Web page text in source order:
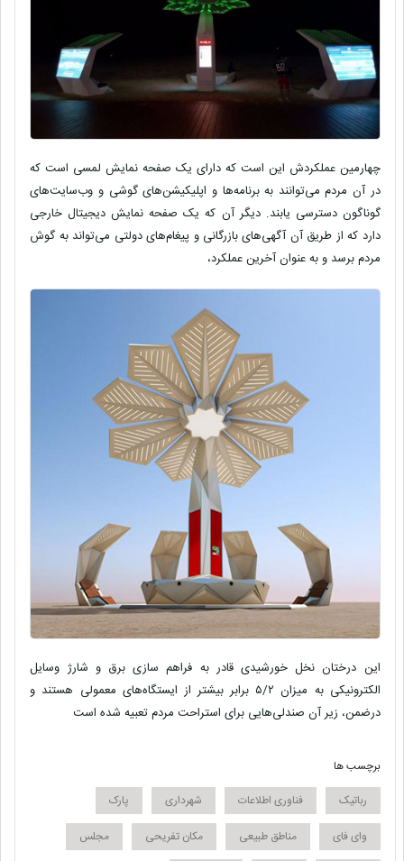
چهارمین عملکردش این است که دارای یک صفحه نمایش لمسی است که
در آن مردم می‌توانند به برنامه‌ها و اپلیکیشن‌های گوشی و وب‌سایت‌های
گوناگون دسترسی یابند. دیگر آن که یک صفحه نمایش دیجیتال خارجی
دارد که از طریق آن آگهی‌های بازرگانی و پیغام‌های دولتی می‌تواند به گوش
مردم برسد و به عنوان آخرین عملکرد،
این درختان نخل خورشیدی قادر به فراهم سازی برق و شارژ وسایل
الکترونیکی به میزان ۵/۲ برابر بیشتر از ایستگاه‌های معمولی هستند و
درضمن، زیر آن صندلی‌هایی برای استراحت مردم تعبیه شده است
برچسب ها
رباتیک
فناوری اطلاعات شهرداری
پارک
وای فای
مناطق طبیعی مکان تفریحی
مجلس